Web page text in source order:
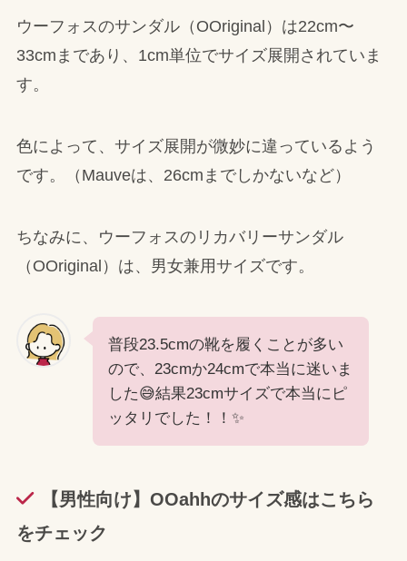
ウーフォスのサンダル（OOriginal）は22cm〜
33cmまであり、1cm単位でサイズ展開されていま
す。
色によって、サイズ展開が微妙に違っているよう
です。（Mauveは、26cmまでしかないなど）
ちなみに、ウーフォスのリカバリーサンダル
（OOriginal）は、男女兼用サイズです。
普段23.5cmの靴を履くことが多い
ので、23cmか24cmで本当に迷いま
した😅結果23cmサイズで本当にピ
ッタリでした！！✨
【男性向け】OOahhのサイズ感はこちら
をチェック